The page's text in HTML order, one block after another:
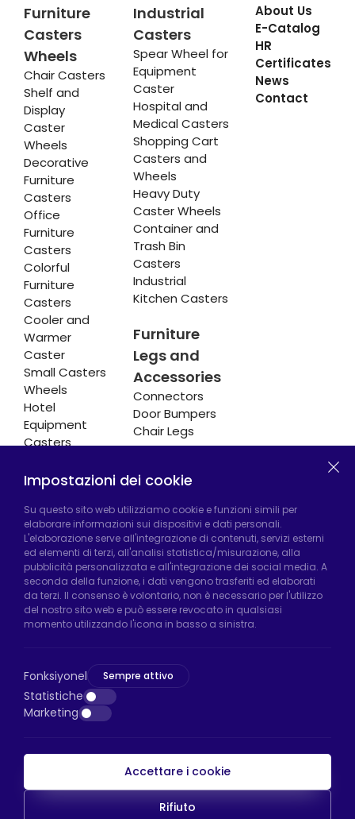
Furniture
Casters
Wheels
Chair Casters
Shelf and
Display
Caster
Wheels
Decorative
Furniture
Casters
Office
Furniture
Casters
Colorful
Furniture
Casters
Cooler and
Warmer
Caster
Small Casters
Wheels
Hotel
Equipment
Casters
Industrial
Casters
Spear Wheel for
Equipment
Caster
Hospital and
Medical Casters
Shopping Cart
Casters and
Wheels
Heavy Duty
Caster Wheels
Container and
Trash Bin
Casters
Industrial
Kitchen Casters
Furniture
Legs and
Accessories
Connectors
Door Bumpers
Chair Legs
About Us
E-Catalog
HR
Certificates
News
Contact
Fabbrica di Hadımköy:Atatürk Industrial Zone,
Uzunçayır Street, No:11 Hadımköy, 34555
Arnavutköy/Istanbul
Telefono:+90 212 640 66 46
Email:export@htsteker.com
Negozio Bayrampasa:Kocatepe
Bayrampaşa/Istanbul
Telefono:+90 530 044 64 87
Email:info@htsteker.com
Pagamento HTS
Impostazioni dei cookie
Su questo sito web utilizziamo cookie e funzioni simili per
elaborare informazioni sui dispositivi e dati personali.
L'elaborazione serve all'integrazione di contenuti, servizi esterni
ed elementi di terzi, all'analisi statistica/misurazione, alla
pubblicità personalizzata e all'integrazione dei social media. A
seconda della funzione, i dati vengono trasferiti ed elaborati
da terzi. Il consenso è volontario, non è necessario per l'utilizzo
del nostro sito web e può essere revocato in qualsiasi
momento utilizzando l'icona in basso a sinistra.
Fonksiyonel Sempre attivo
Statistiche
Marketing
Accettare i cookie
Rifiuto